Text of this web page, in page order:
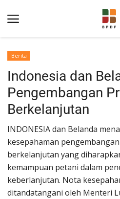
Tentang BPDP
Informasi Publik
Program Layanan
Berita
Indonesia dan
Pengembangan
Berkelanjutan
INDONESIA dan Belanda
kesepahaman
berkelanjutan yang
kemampuan petani dalam
keberlanjutan. Nota
ditandatangani oleh Menteri